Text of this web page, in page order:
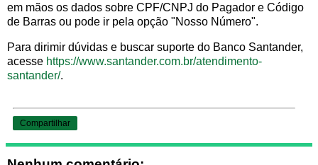
em mãos os dados sobre CPF/CNPJ do Pagador e Código
de Barras ou pode ir pela opção "Nosso Número".
Para dirimir dúvidas e buscar suporte do Banco Santander,
acesse https://www.santander.com.br/atendimento-
santander/.
Compartilhar